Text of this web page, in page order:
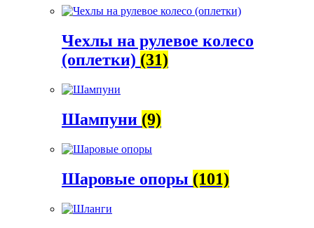
Чехлы на рулевое колесо
(оплетки) (31)
Шампуни (9)
Шаровые опоры (101)